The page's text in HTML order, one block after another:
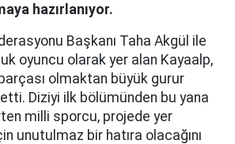
hazırlanıyor.
Başkanı Taha Akgül ile
oyuncu olarak yer alan Kayaalp,
olmaktan büyük gurur
Diziyi ilk bölümünden bu yana
milli sporcu, projede yer
unutulmaz bir hatıra olacağını